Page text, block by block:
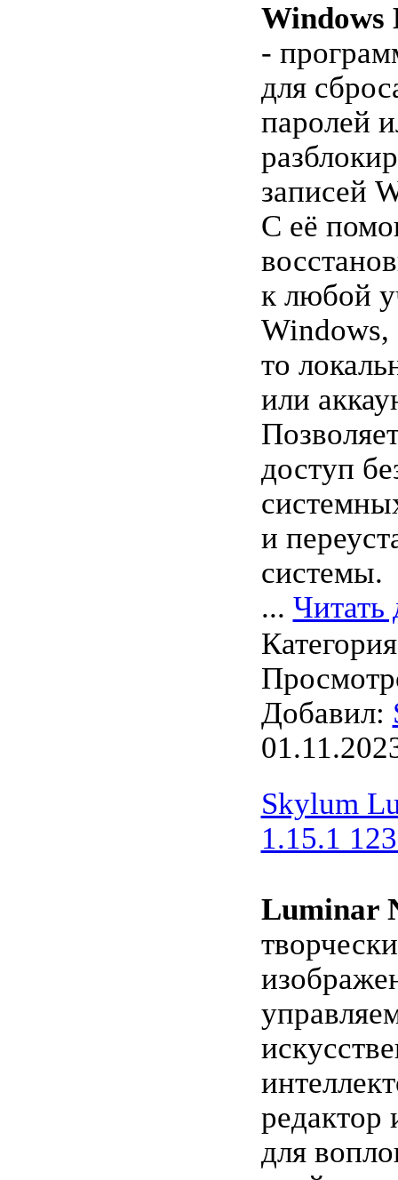
Windows
-
для
паролей
записей
С её
к любой
Windows,
то
или
доступ
и
системы.
... Читать
Добавил:
Skylum
1.15.1
Luminar
редактор
для